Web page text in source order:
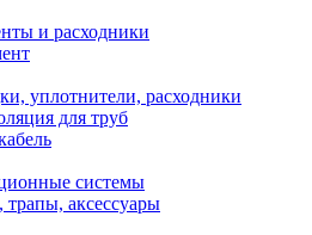
и расходники
уплотнители, расходники
для труб
системы
аксессуары